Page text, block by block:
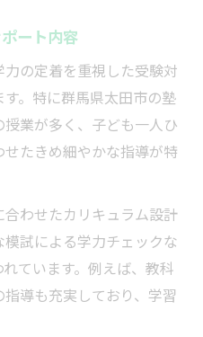
ート内容
の定着を重視した受験対
。特に群馬県太田市の塾
業が多く、子ども一人ひ
たきめ細やかな指導が特
わせたカリキュラム設計
試による学力チェックな
ています。例えば、教科
導も充実しており、学習